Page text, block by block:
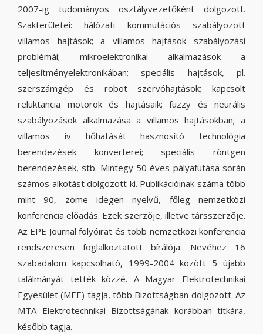
2007-ig tudományos osztályvezetőként dolgozott.
Szakterületei: hálózati kommutációs szabályozott
villamos hajtások; a villamos hajtások szabályozási
problémái; mikroelektronikai alkalmazások a
teljesítményelektronikában; speciális hajtások, pl.
szerszámgép és robot szervóhajtások; kapcsolt
reluktancia motorok és hajtásaik; fuzzy és neurális
szabályozások alkalmazása a villamos hajtásokban; a
villamos ív hőhatását hasznosító technológia
berendezések konverterei; speciális röntgen
berendezések, stb. Mintegy 50 éves pályafutása során
számos alkotást dolgozott ki. Publikációinak száma több
mint 90, zöme idegen nyelvű, főleg nemzetközi
konferencia előadás. Ezek szerzője, illetve társszerzője.
Az EPE Journal folyóirat és több nemzetközi konferencia
rendszeresen foglalkoztatott bírálója. Nevéhez 16
szabadalom kapcsolható, 1999-2004 között 5 újabb
találmányát tették közzé. A Magyar Elektrotechnikai
Egyesület (MEE) tagja, több Bizottságban dolgozott. Az
MTA Elektrotechnikai Bizottságának korábban titkára,
később tagja.